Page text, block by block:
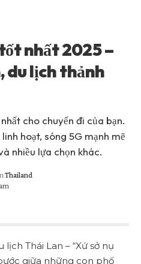
nhất 2025 –
du lịch thảnh
cho chuyến đi của bạn.
hoạt, sóng 5G mạnh mẽ
nhiều lựa chọn khác.
Thailand
Thái Lan – “Xứ sở nụ
giữa những con phố